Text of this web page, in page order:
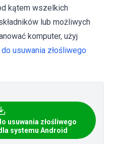
kątem wszelkich
lub możliwych
komputer, użyj
usuwania złośliwego
usuwania złośliwego
systemu Android